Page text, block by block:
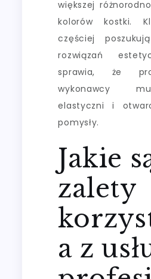
większej
kolorów kostki.
częściej
rozwiązań
sprawia, że
wykonawcy
elastyczni i
pomysły.
Jakie
zalety
a z